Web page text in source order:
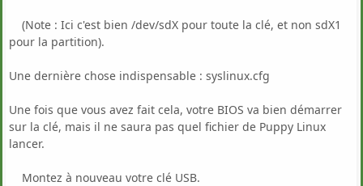
(Note : Ici c'est bien /dev/sdX pour toute la clé, et non sdX1
pour la partition).
Une dernière chose indispensable : syslinux.cfg
Une fois que vous avez fait cela, votre BIOS va bien démarrer
sur la clé, mais il ne saura pas quel fichier de Puppy Linux
lancer.
Montez à nouveau votre clé USB.